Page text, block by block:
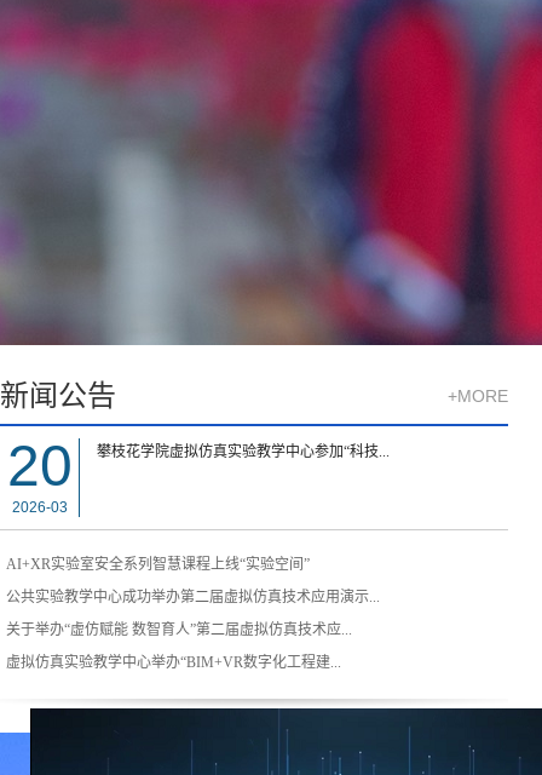
新闻公告 +MORE
20
2026-03
攀枝花学院虚拟仿真实验教学中心参加“科技...
AI+XR实验室安全系列智慧课程上线“实验空间”
公共实验教学中心成功举办第二届虚拟仿真技术应用演示...
关于举办“虚仿赋能 数智育人”第二届虚拟仿真技术应...
虚拟仿真实验教学中心举办“BIM+VR数字化工程建...